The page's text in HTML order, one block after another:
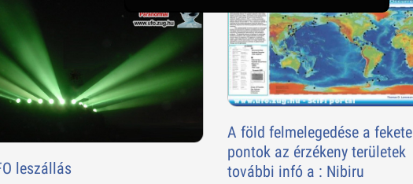
leszállás
A föld felmelegedése a fekete
pontok az érzékeny területek
további infó a : Nibiru